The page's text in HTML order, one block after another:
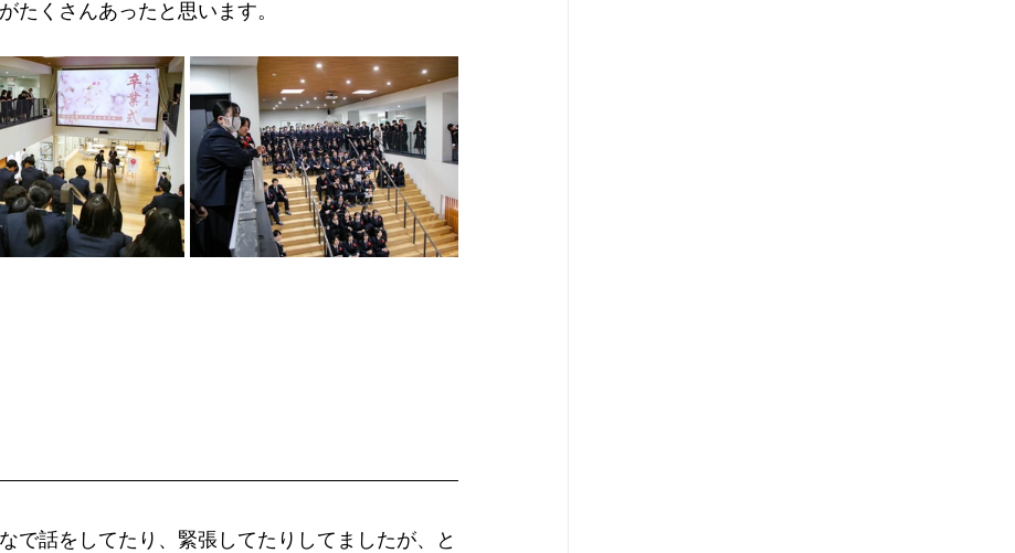
たくさんあったと思います。
で話をしてたり、緊張してたりしてましたが、と